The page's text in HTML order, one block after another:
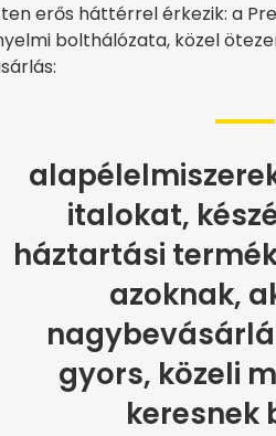
erős háttérrel érkezik: a
bolthálózata, közel
italokat,
háztartási
azoknak,
gyors, közeli
keresnek